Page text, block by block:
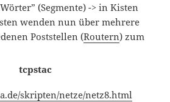
(Segmente) -> in Kisten
wenden nun über mehrere
Poststellen (Routern) zum
skripten/netze/netz8.html